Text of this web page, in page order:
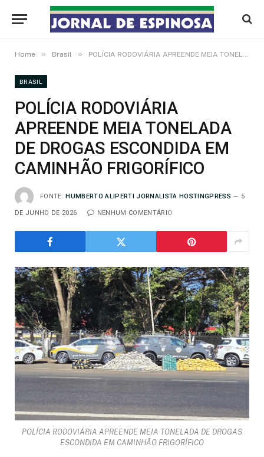
Home » Brasil » POLÍCIA RODOVIÁRIA APREENDE MEIA TONELADA DE DROGAS ESCONDIDA EM CAMINHÃO FRIGORÍFICO
BRASIL
POLÍCIA RODOVIÁRIA
APREENDE MEIA TONELADA
DE DROGAS ESCONDIDA EM
CAMINHÃO FRIGORÍFICO
FONTE: HUMBERTO ALIPERTI JORNALISTA HOSTINGPRESS 5
DE JUNHO DE 2026 NENHUM COMENTÁRIO
POLÍCIA RODOVIÁRIA APREENDE MEIA TONELADA DE DROGAS
ESCONDIDA EM CAMINHÃO FRIGORÍFICO